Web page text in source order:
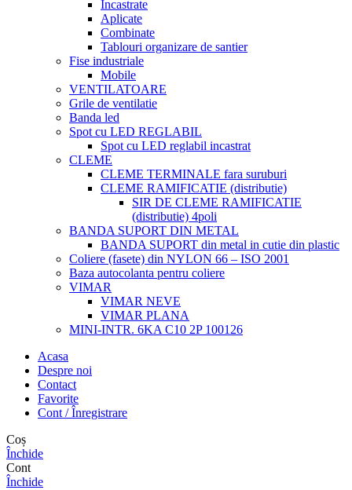
Incastrate
Aplicate
Combinate
Tablouri organizare de santier
Fise industriale
Mobile
VENTILATOARE
Grile de ventilatie
Banda led
Spot cu LED REGLABIL
Spot cu LED reglabil incastrat
CLEME
CLEME TERMINALE fara suruburi
CLEME RAMIFICATIE (distributie)
SIR DE CLEME RAMIFICATIE
(distributie) 4poli
BANDA SUPORT DIN METAL
BANDA SUPORT din metal in cutie din plastic
Coliere (fasete) din NYLON 66 – ISO 2001
Baza autocolanta pentru coliere
VIMAR
VIMAR NEVE
VIMAR PLANA
MINI-INTR. 6KA C10 2P 100126
Acasa
Despre noi
Contact
Favorite
Cont / Înregistrare
Coș
Închide
Cont
Închide